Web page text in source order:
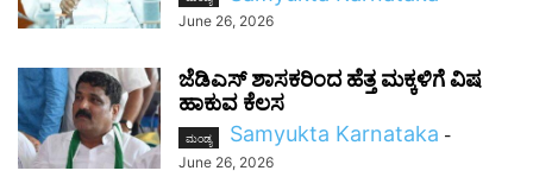
June 26, 2026
ಜೆಡಿಎಸ್ ಶಾಸಕರಿಂದ ಹೆತ್ತ ಮಕ್ಕಳಿಗೆ ವಿಷ
ಹಾಕುವ ಕೆಲಸ
ಮಂಡ್ಯ Samyukta Karnataka -
June 26, 2026